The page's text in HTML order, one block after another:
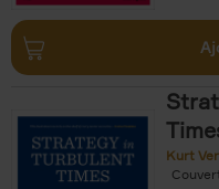
Kurt